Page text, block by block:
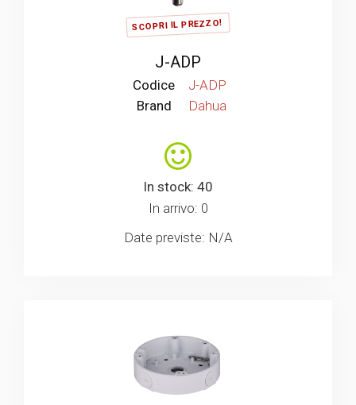
SCOPRI IL PREZZO!
J-ADP
Codice
J-ADP
Brand
Dahua
In stock: 40
In arrivo: 0
Date previste: N/A